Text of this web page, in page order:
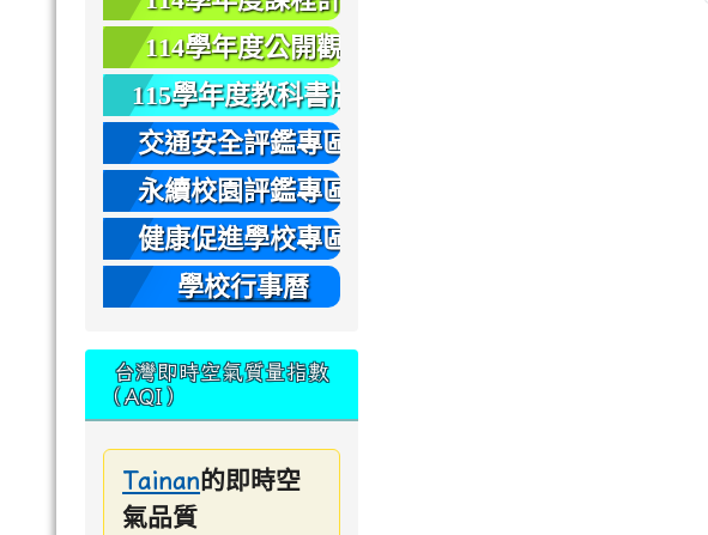
畫
114學年度公開觀
課
115學年度教科書版
本
交通安全評鑑專區
永續校園評鑑專區
健康促進學校專區
學校行事曆
台灣即時空氣質量指數
（AQI）
Tainan的即時空
氣品質